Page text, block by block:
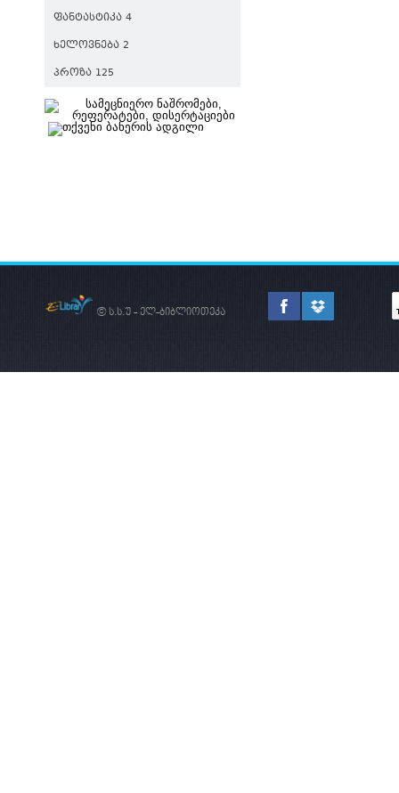
ᲤᲐᲜᲢᲐᲡᲢᲘᲙᲐ 4
ᲮᲔᲚᲝᲕᲜᲔᲑᲐ 2
ᲞᲠᲝᲖᲐ 125
© ს.ს.უ - ელ-ბიბლიოთეკა